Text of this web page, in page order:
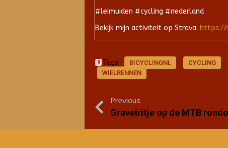
#leimuiden #cycling #nederland
Bekijk mijn activiteit op Strava: https://
Tags: BICYCLINGNL CYCLING
WIELRENNEN
Previous
Gravelritje op de MTB